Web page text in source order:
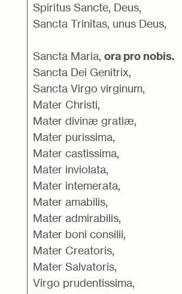
Spiritus Sancte, Deus,
Sancta Trinitas, unus Deus,
Sancta Maria, ora pro nobis.
Sancta Dei Genitrix,
Sancta Virgo virginum,
Mater Christi,
Mater divinæ gratiæ,
Mater purissima,
Mater castissima,
Mater inviolata,
Mater intemerata,
Mater amabilis,
Mater admirabilis,
Mater boni consilii,
Mater Creatoris,
Mater Salvatoris,
Virgo prudentissima,